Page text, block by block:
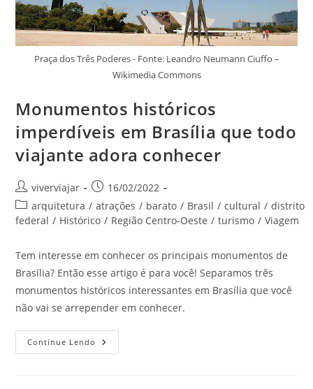
Praça dos Três Poderes - Fonte: Leandro Neumann Ciuffo –
Wikimedia Commons
Monumentos históricos
imperdíveis em Brasília que todo
viajante adora conhecer
Autor
do
post:
viverviajar
Post
publicado:
16/02/2022
Categoria
do
arquitetura / atrações / barato / Brasil / cultural / distrito
federal / Histórico / Região Centro-Oeste / turismo / Viagem
Tem interesse em conhecer os principais monumentos de
Brasília? Então esse artigo é para você! Separamos três
monumentos históricos interessantes em Brasília que você
não vai se arrepender em conhecer.
Continue Lendo Monumentos
Históricos